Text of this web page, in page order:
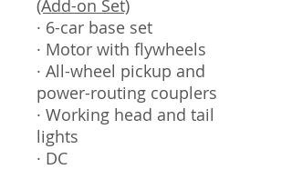
(Add-on Set)
· 6-car base set
· Motor with flywheels
· All-wheel pickup and
power-routing couplers
· Working head and tail
lights
· DC